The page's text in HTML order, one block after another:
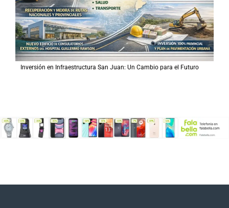
Inversión en Infraestructura San Juan: Un Cambio para el Futuro